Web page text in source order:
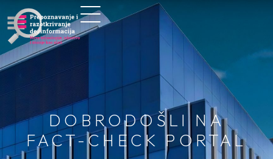
DOBRODOŠLI NA
FACT-CHECK PORTAL